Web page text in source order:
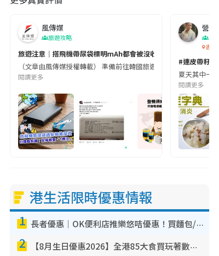
風傳媒
旅遊攻略
旅遊注意｜搭飛機帶尿袋標明mAh都會被沒收😱出發前切記檢查
（文章由風傳媒授權轉載） 準備前往韓國旅遊的民眾，近期要
閱讀更多
營養
香港
#連皮帶籽
夏天其中一
閱讀更多
港生活限時優惠情報
1 長者優惠｜OK便利店推樂悠咭優惠！買麵包/牛奶/保健品拍卡即減
2 【8月生日優惠2026】全港85大食買玩著數攻略 自助餐/火鍋放題同行免費＋誠品/DONKI送現金券